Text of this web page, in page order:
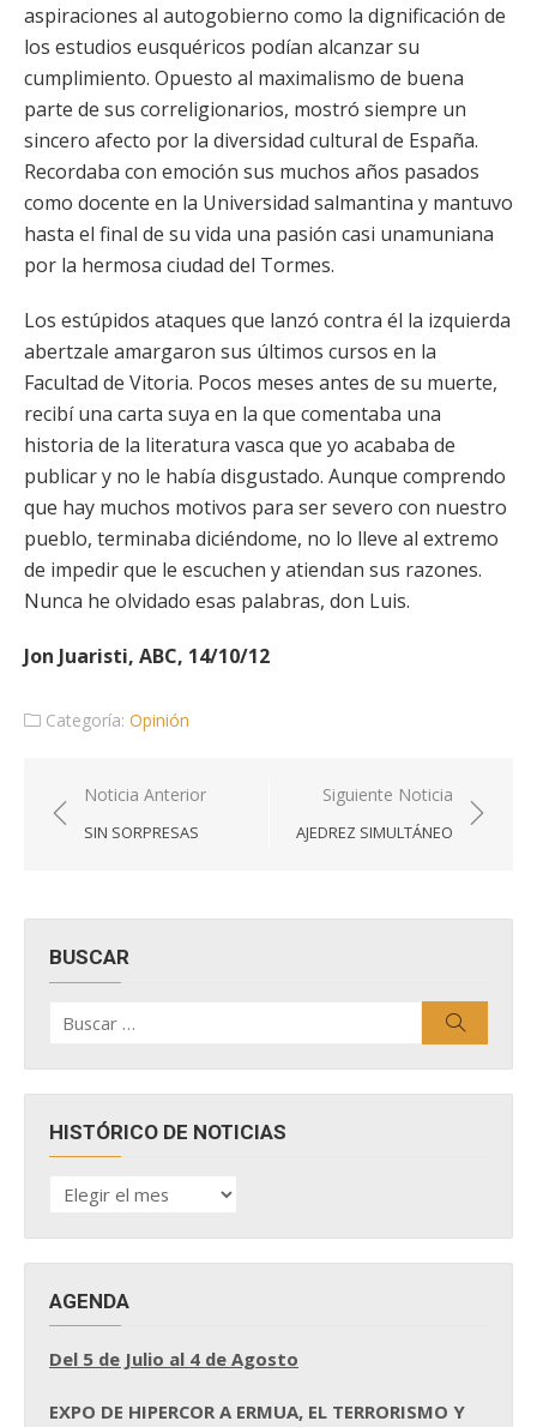
aspiraciones al autogobierno como la dignificación de
los estudios eusquéricos podían alcanzar su
cumplimiento. Opuesto al maximalismo de buena
parte de sus correligionarios, mostró siempre un
sincero afecto por la diversidad cultural de España.
Recordaba con emoción sus muchos años pasados
como docente en la Universidad salmantina y mantuvo
hasta el final de su vida una pasión casi unamuniana
por la hermosa ciudad del Tormes.
Los estúpidos ataques que lanzó contra él la izquierda
abertzale amargaron sus últimos cursos en la
Facultad de Vitoria. Pocos meses antes de su muerte,
recibí una carta suya en la que comentaba una
historia de la literatura vasca que yo acababa de
publicar y no le había disgustado. Aunque comprendo
que hay muchos motivos para ser severo con nuestro
pueblo, terminaba diciéndome, no lo lleve al extremo
de impedir que le escuchen y atiendan sus razones.
Nunca he olvidado esas palabras, don Luis.
Jon Juaristi, ABC, 14/10/12
Categoría: Opinión
Navegación
de
Noticia Anterior
SIN SORPRESAS
Siguiente Noticia
AJEDREZ SIMULTÁNEO
BUSCAR
por:
HISTÓRICO DE NOTICIAS
HISTÓRICO
DE
AGENDA
Del 5 de Julio al 4 de Agosto
EXPO DE HIPERCOR A ERMUA, EL TERRORISMO Y